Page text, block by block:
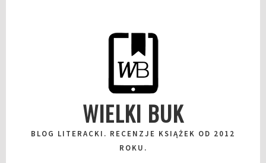
WIELKI BUK
BLOG LITERACKI. RECENZJE KSIĄŻEK OD 2012
ROKU.